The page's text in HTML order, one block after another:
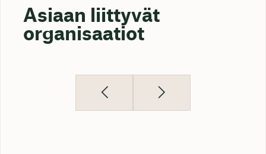
Asiaan liittyvät
organisaatiot